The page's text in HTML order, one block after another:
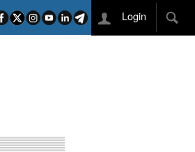
Login